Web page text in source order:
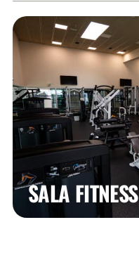
SALA FITNESS